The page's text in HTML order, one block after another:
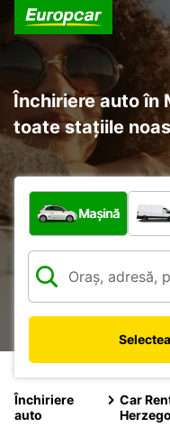
Închiriere auto în
toate stațiile
Ce tip de vehicul?
Mașină
Închiriere
auto
Car